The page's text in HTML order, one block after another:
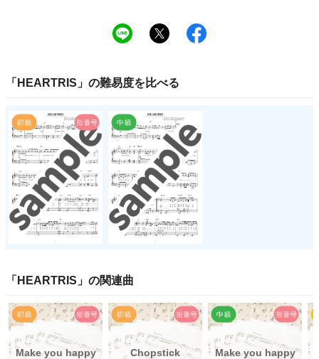
「 HEARTRIS 」の難易度を比べる
「 HEARTRIS 」の関連曲
Make you happy
Chopstick
Make you happy